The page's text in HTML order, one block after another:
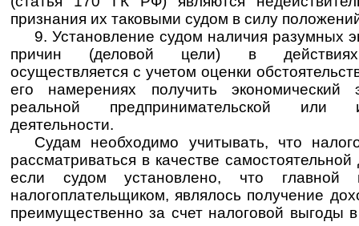
признания их таковыми судом в силу
9. Установление судом наличия разумных
причин (деловой цели) в действиях
осуществляется с учетом оценки
его намерениях получить экономический
реальной предпринимательской или
деятельности.
Судам необходимо учитывать, что
рассматриваться в качестве
если судом установлено, что главной
налогоплательщиком, являлось получение
преимущественно за счет налоговой выгоды